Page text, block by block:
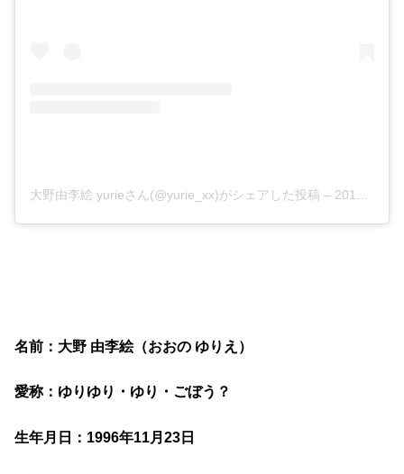
大野由李絵 yurieさん(@yurie_xx)がシェアした投稿 – 2018年11月月12日午前2時22分PST
名前：大野 由李絵（おおの ゆりえ）
愛称：ゆりゆり・ゆり・ごぼう？
生年月日：1996年11月23日